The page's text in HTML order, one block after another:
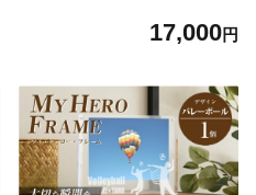
17,000円